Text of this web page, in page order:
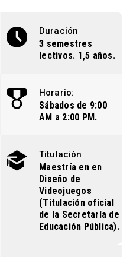
Duración
3 semestres
lectivos. 1,5 años.
Horario:
Sábados de 9:00
AM a 2:00 PM.
Titulación
Maestría en en
Diseño de
Videojuegos
(Titulación oficial
de la Secretaría de
Educación Pública).